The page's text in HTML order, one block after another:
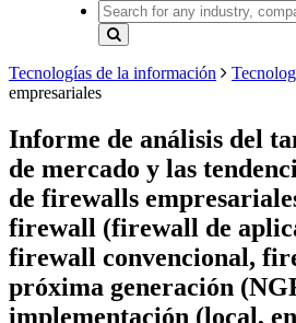
Tecnologías de la información
empresariales
Informe de análisis del
de mercado y las
de firewalls
firewall (firewall de
firewall convencional,
próxima generación
implementación (local,